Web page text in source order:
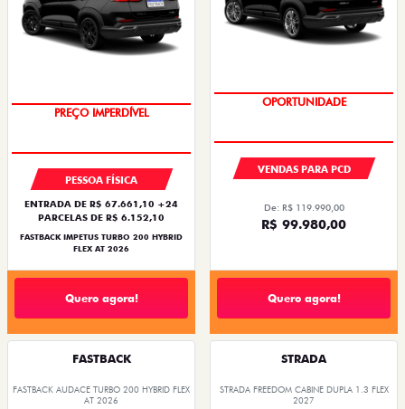
OPORTUNIDADE
PESSOA FÍSICA
ENTRADA DE R$ 67.661,10 +24
PARCELAS DE R$ 6.152,10
FASTBACK IMPETUS TURBO 200 HYBRID
FLEX AT 2026
Quero agora!
OPORTUNIDADE
VENDAS PARA PCD
De: R$ 119.990,00
R$ 99.980,00
Quero agora!
FASTBACK
FASTBACK AUDACE TURBO 200 HYBRID FLEX
AT 2026
STRADA
STRADA FREEDOM CABINE DUPLA 1.3 FLEX
2027